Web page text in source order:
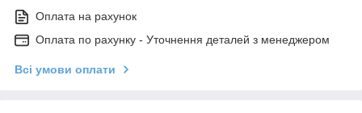
Оплата на рахунок
Оплата по рахунку - Уточнення деталей з менеджером
Всі умови оплати